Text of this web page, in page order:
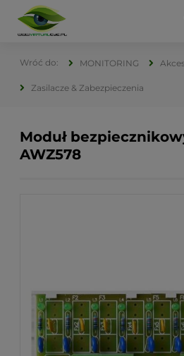
MONITORING
Zasilacze & Zabezpieczenia
Moduł
AWZ578